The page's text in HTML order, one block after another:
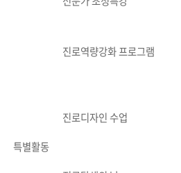
진로역량강화 프로그램
특별활동
진로디자인 수업